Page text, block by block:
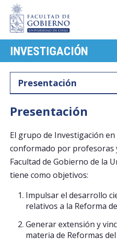
INVESTIGACIÓN
Presentación
Presentación
El grupo de Investigación
conformado por profesoras
Facultad de Gobierno de la
tiene como objetivos:
Impulsar el desarrollo
relativos a la Reforma
Generar extensión y
materia de Reformas del